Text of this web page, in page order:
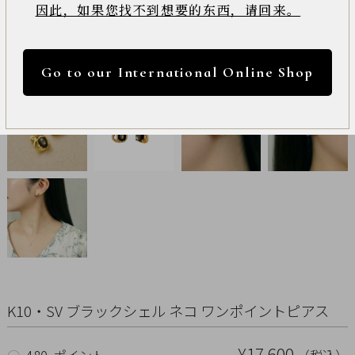
K10・SV ブラックシェル ネコ ワンポイントピアス
>>
Online
Shop
Item
ALL
Necklace
Pierced
Earrings
Charm
因此，如果您找不到想要的东西，请回来。
Go to our International Online Shop